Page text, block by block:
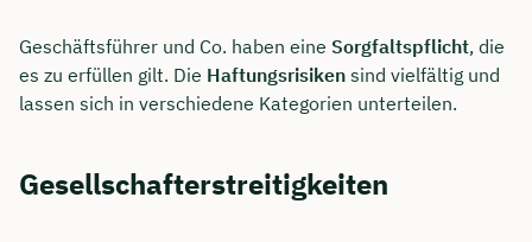
Geschäftsführer und Co. haben eine Sorgfaltspflicht, die
es zu erfüllen gilt. Die Haftungsrisiken sind vielfältig und
lassen sich in verschiedene Kategorien unterteilen.
Gesellschafterstreitigkeiten